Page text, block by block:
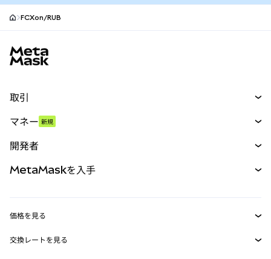
FCXon/RUB
取引
パーペチュアル
RWA
マネー 新規
開発者
MetaMask Connect
MetaMaskを入手
価格を見る
イーサリアムの価格
交換レートを見る